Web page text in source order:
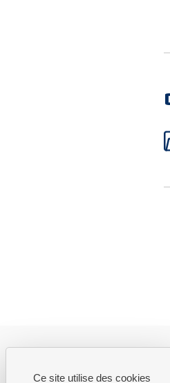
Ce site utilise des cookies